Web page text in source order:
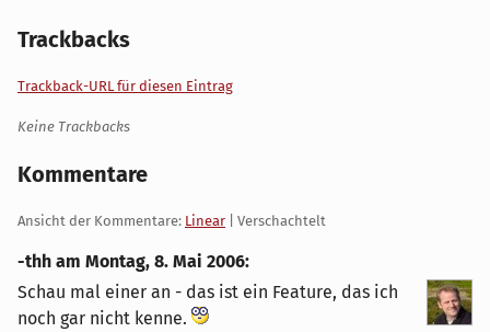
Trackbacks
Trackback-URL für diesen Eintrag
Keine Trackbacks
Kommentare
Ansicht der Kommentare: Linear | Verschachtelt
-thh am Montag, 8. Mai 2006:
Schau mal einer an - das ist ein Feature, das ich
noch gar nicht kenne.